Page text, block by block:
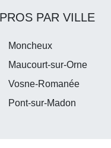
PAR VILLE
Moncheux
Maucourt-sur-Orne
Vosne-Romanée
Pont-sur-Madon